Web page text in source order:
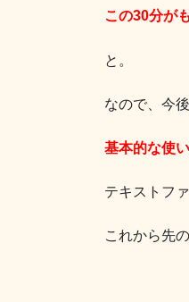
この30分が
と。
なので、今
基本的な使
テキストフ
これから先